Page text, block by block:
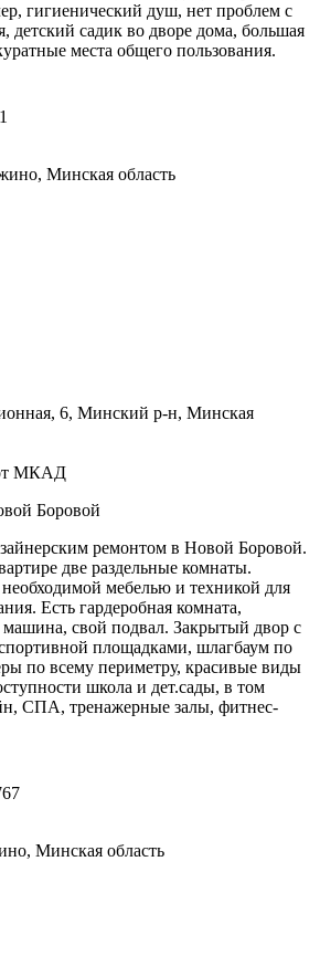
гигиенический душ, нет проблем с
детский садик во дворе дома, большая
места общего пользования.
Минская область
6, Минский р-н, Минская
МКАД
Боровой
ремонтом в Новой Боровой.
две раздельные комнаты.
мебелью и техникой для
Есть гардеробная комната,
машина, свой подвал. Закрытый двор с
площадками, шлагбаум по
по всему периметру, красивые виды
школа и дет.сады, в том
СПА, тренажерные залы, фитнес-
Минская область